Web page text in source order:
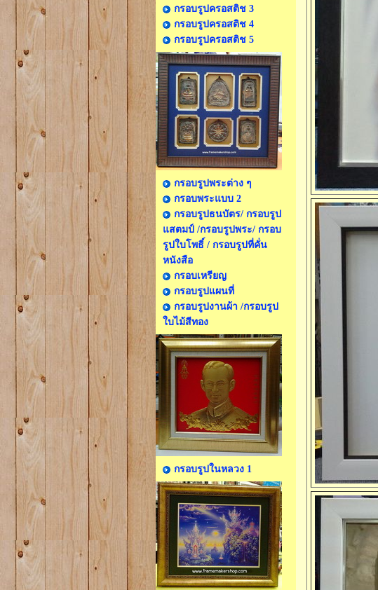
กรอบรูปครอสติช 3
กรอบรูปครอสติช 4
กรอบรูปครอสติช 5
กรอบรูปพระต่าง ๆ
กรอบพระแบบ 2
กรอบรูปธนบัตร/ กรอบรูป
แสตมป์ /กรอบรูปพระ/ กรอบ
รูปใบโพธิ์ / กรอบรูปที่คั่น
หนังสือ
กรอบเหรียญ
กรอบรูปแผนที่
กรอบรูปงานผ้า /กรอบรูป
ใบไม้สีทอง
กรอบรูปในหลวง 1